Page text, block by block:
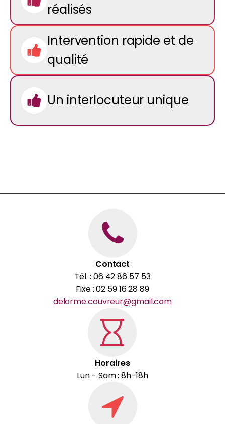
réalisés
Intervention rapide et de
qualité
Un interlocuteur unique
Contact
Tél. : 06 42 86 57 53
Fixe : 02 59 16 28 89
delorme.couvreur@gmail.com
Horaires
Lun - Sam : 8h-18h